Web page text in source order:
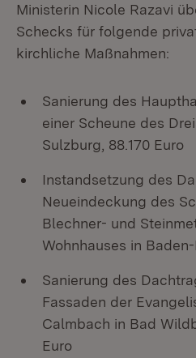
Ministerin Nicole Razavi
Schecks für folgende
kirchliche Maßnahmen:
Sanierung des
einer Scheune des
Sulzburg, 88.170 Euro
Instandsetzung des
Neueindeckung des
Blechner- und
Wohnhauses in
Sanierung des
Fassaden der
Calmbach in Bad
Euro